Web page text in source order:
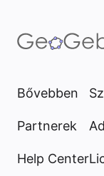
Bővebben
Partnerek
Help Center